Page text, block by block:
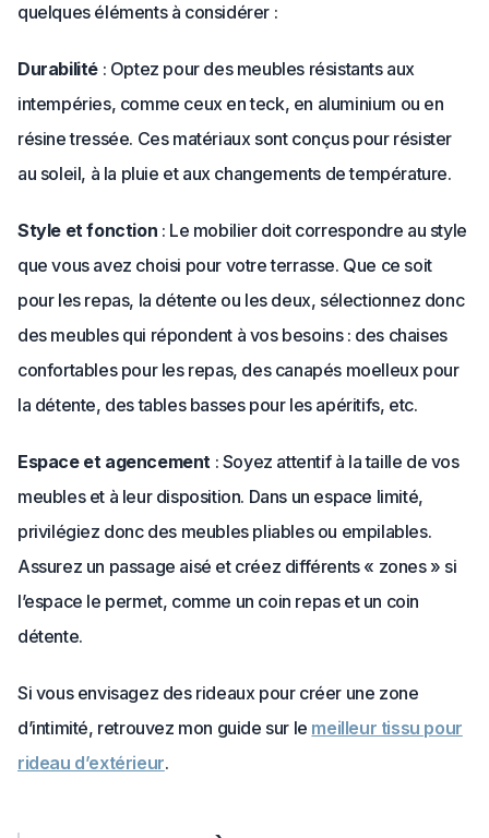
quelques éléments à considérer :
Durabilité : Optez pour des meubles résistants aux
intempéries, comme ceux en teck, en aluminium ou en
résine tressée. Ces matériaux sont conçus pour résister
au soleil, à la pluie et aux changements de température.
Style et fonction : Le mobilier doit correspondre au style
que vous avez choisi pour votre terrasse. Que ce soit
pour les repas, la détente ou les deux, sélectionnez donc
des meubles qui répondent à vos besoins : des chaises
confortables pour les repas, des canapés moelleux pour
la détente, des tables basses pour les apéritifs, etc.
Espace et agencement : Soyez attentif à la taille de vos
meubles et à leur disposition. Dans un espace limité,
privilégiez donc des meubles pliables ou empilables.
Assurez un passage aisé et créez différents « zones » si
l’espace le permet, comme un coin repas et un coin
détente.
Si vous envisagez des rideaux pour créer une zone
d’intimité, retrouvez mon guide sur le meilleur tissu pour
rideau d’extérieur.